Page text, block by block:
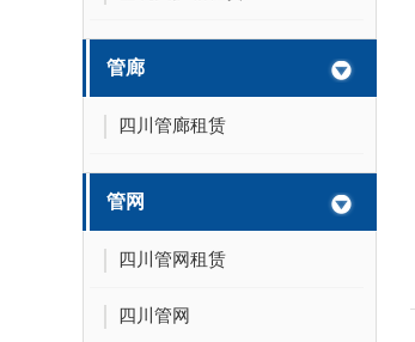
管廊
四川管廊租赁
管网
四川管网租赁
四川管网